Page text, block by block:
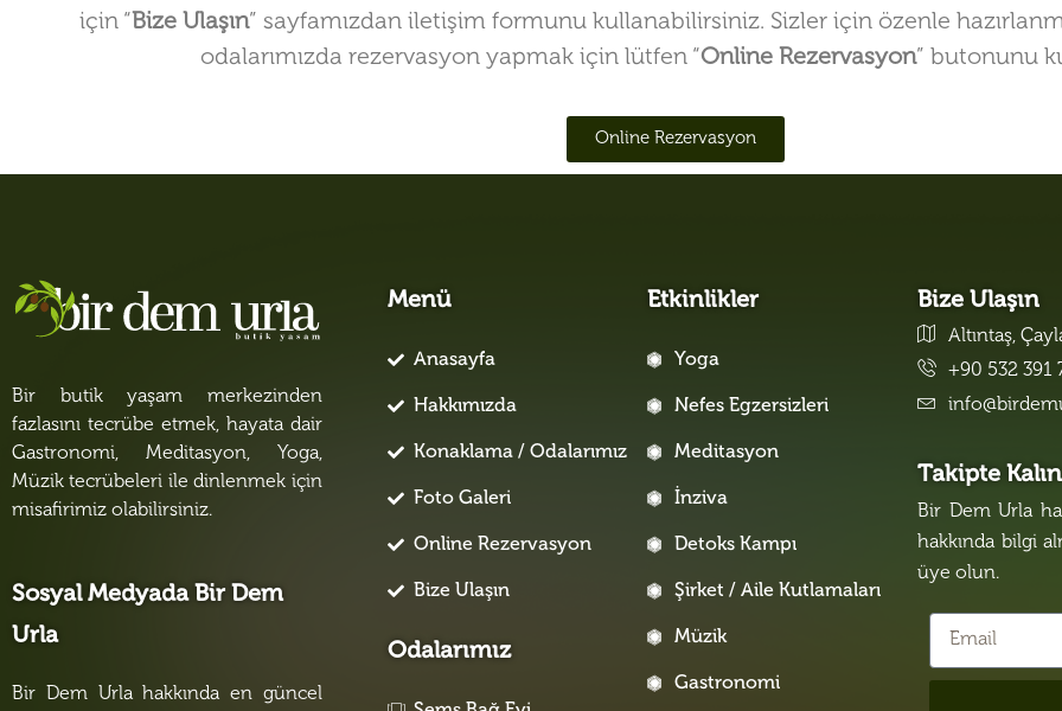
için “Bize Ulaşın” sayfamızdan iletişim formunu kullanabilirsiniz. Sizler için özenle
odalarımızda rezervasyon yapmak için lütfen “Online Rezervasyon” butonunu
Online Rezervasyon
Bir butik yaşam merkezinden
fazlasını tecrübe etmek, hayata dair
Gastronomi, Meditasyon, Yoga,
Müzik tecrübeleri ile dinlenmek için
misafirimiz olabilirsiniz.
Sosyal Medyada Bir Dem
Urla
Bir Dem Urla hakkında en güncel
Menü
Anasayfa
Hakkımızda
Konaklama / Odalarımız
Foto Galeri
Online Rezervasyon
Bize Ulaşın
Odalarımız
Etkinlikler
Yoga
Nefes Egzersizleri
Meditasyon
İnziva
Detoks Kampı
Şirket / Aile Kutlamaları
Müzik
Gastronomi
Bize Ulaşın
Altıntaş,
+90 532 391
Takipte Kalın
Bir Dem Urla
hakkında bilgi
üye olun.